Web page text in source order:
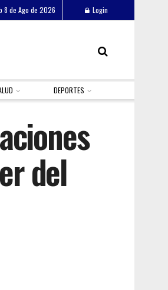
8 de Ago de 2026 Login
DEPORTES
del